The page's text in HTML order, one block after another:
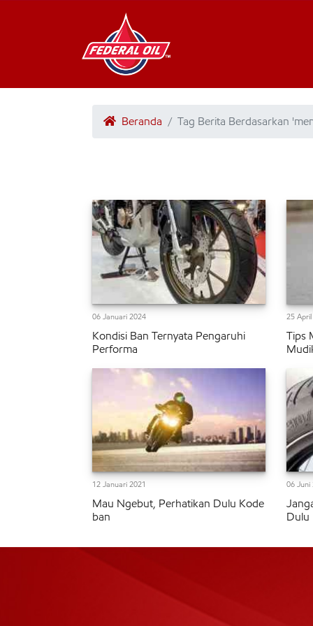
Beranda Tag Berita Berdasarkan
06 Januari 2024
Kondisi Ban Ternyata Pengaruhi
Performa
25
Tips
12 Januari 2021
Mau Ngebut, Perhatikan Dulu Kode
ban
06 Juni
Dulu